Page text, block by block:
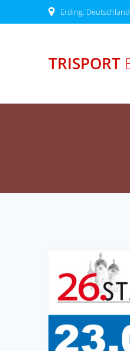
Inhalt
Erding, Deutschland
TRISPORT